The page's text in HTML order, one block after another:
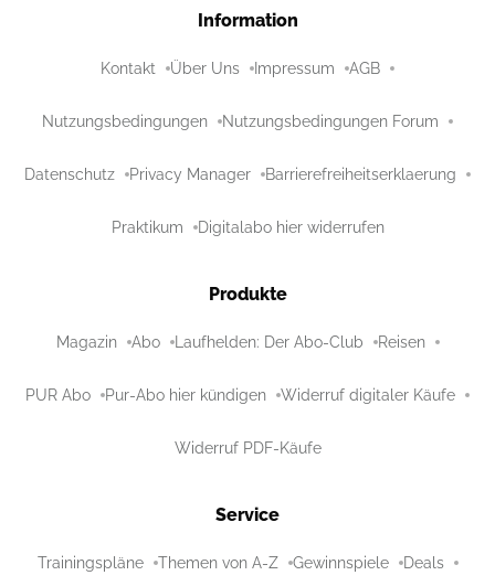
Information
Kontakt Über Uns Impressum AGB
Nutzungsbedingungen Nutzungsbedingungen Forum
Datenschutz Privacy Manager Barrierefreiheitserklaerung
Praktikum Digitalabo hier widerrufen
Produkte
Magazin Abo Laufhelden: Der Abo-Club Reisen
PUR Abo Pur-Abo hier kündigen Widerruf digitaler Käufe
Widerruf PDF-Käufe
Service
Trainingspläne Themen von A-Z Gewinnspiele Deals